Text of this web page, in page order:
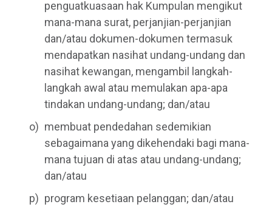
penguatkuasaan hak Kumpulan mengikut
mana-mana surat, perjanjian-perjanjian
dan/atau dokumen-dokumen termasuk
mendapatkan nasihat undang-undang dan
nasihat kewangan, mengambil langkah-
langkah awal atau memulakan apa-apa
tindakan undang-undang; dan/atau
membuat pendedahan sedemikian
sebagaimana yang dikehendaki bagi mana-
mana tujuan di atas atau undang-undang;
dan/atau
program kesetiaan pelanggan; dan/atau